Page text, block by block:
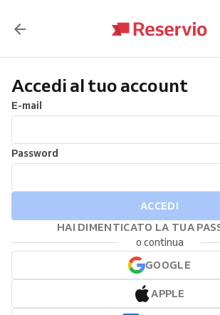
Accedi al tuo account
E-mail
Password
ACCEDI
HAI DIMENTICATO LA TUA
o continua
GOOGLE
APPLE